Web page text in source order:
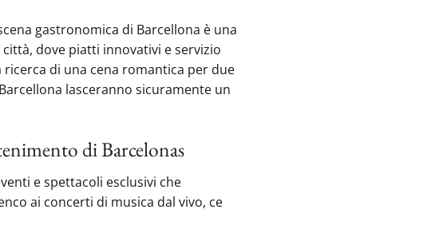
gastronomica di Barcellona è una
dove piatti innovativi e servizio
di una cena romantica per due
lasceranno sicuramente un
di Barcelonas
e spettacoli esclusivi che
ai concerti di musica dal vivo, ce